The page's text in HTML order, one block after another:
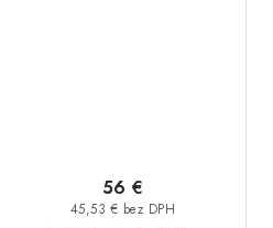
45,53 € bez DPH
56 €